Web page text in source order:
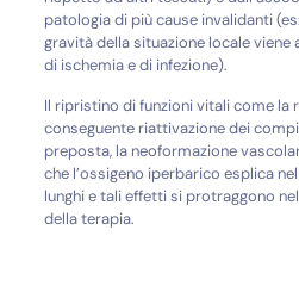
patologia di più cause invalidanti
gravità della situazione locale viene
di ischemia e di infezione).
Il ripristino di funzioni vitali come la
conseguente riattivazione dei
preposta, la neoformazione
che l’ossigeno iperbarico esplica
lunghi e tali effetti si protraggono
della terapia.